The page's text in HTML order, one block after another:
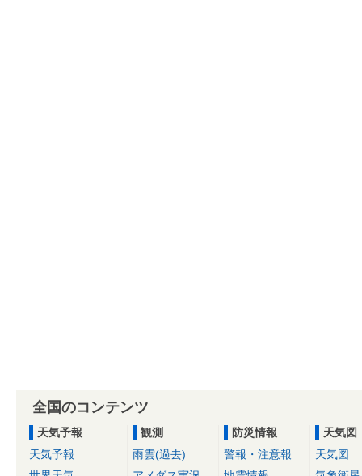
全国のコンテンツ
天気予報
天気予報
観測
雨雲(過去)
防災情報
警報・注意報
天気図
天気図